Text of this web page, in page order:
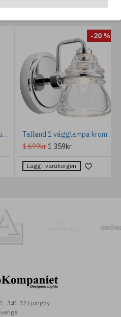
-20 %
Talland 1 vägglampa krom/glas 16,3 cm IP44
1 699kr1 359kr
Lägg i varukorgen
, 341 32 Ljungby